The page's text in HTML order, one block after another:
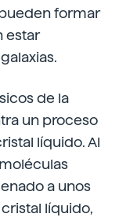
formar
estar
de la
un proceso
líquido. Al
a unos
líquido,